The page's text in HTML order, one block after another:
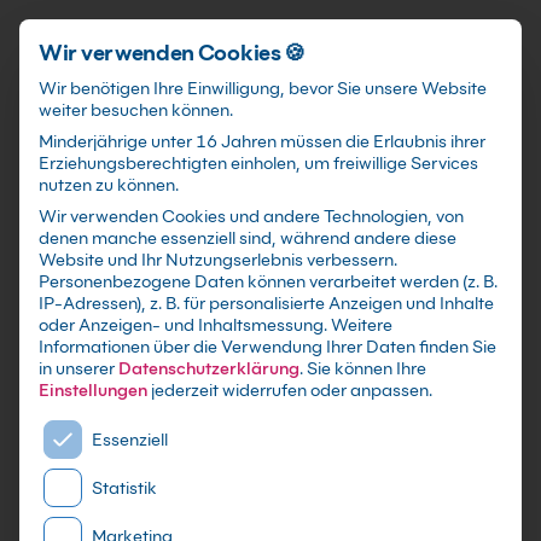
Schnellzugriff
SQL Server 2022
Grundkurs
mit Zertifikat als Live Online Training,
Präsenzseminar in IT-Schulungszentren sowie
maßgeschneiderte Firmen- oder Inhouse-
Schulung für dein Team - Lerne und erweitere
dein SQL Server Wissen
Wir verwenden Cookies 🍪
Wir benötigen Ihre Einwilligung, bevor Sie unsere Website
weiter besuchen können.
Minderjährige unter 16 Jahren müssen die Erlaubnis ihrer
Erziehungsberechtigten einholen, um freiwillige Services
nutzen zu können.
Wir verwenden Cookies und andere Technologien, von
denen manche essenziell sind, während andere diese
Website und Ihr Nutzungserlebnis verbessern.
Personenbezogene Daten können verarbeitet werden (z. B.
IP-Adressen), z. B. für personalisierte Anzeigen und Inhalte
oder Anzeigen- und Inhaltsmessung.Weitere
Informationen über die Verwendung Ihrer Daten finden Sie
in unserer Datenschutzerklärung.Sie können Ihre
Einstellungen jederzeit widerrufen oder anpassen.
Es folgt eine Liste der Service-Gruppen, für die eine
Essenziell
Statistik
Marketing